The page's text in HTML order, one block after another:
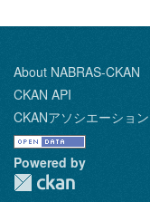
About NABRAS-CKAN
CKAN API
CKANアソシエーション
Powered by